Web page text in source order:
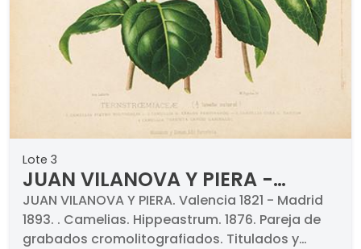
Lote 3
JUAN VILANOVA Y PIERA -
Camelias Hippeastrum. 1876
JUAN VILANOVA Y PIERA. Valencia 1821 - Madrid
1893. . Camelias. Hippeastrum. 1876. Pareja de
grabados cromolitografiados. Titulados y